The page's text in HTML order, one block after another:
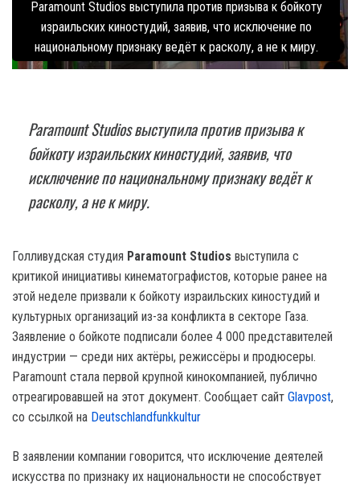
Paramount Studios выступила против призыва к бойкоту
израильских киностудий, заявив, что исключение по
национальному признаку ведёт к расколу, а не к миру.
Paramount Studios выступила против призыва к
бойкоту израильских киностудий, заявив, что
исключение по национальному признаку ведёт к
расколу, а не к миру.
Голливудская студия Paramount Studios выступила с
критикой инициативы кинематографистов, которые ранее на
этой неделе призвали к бойкоту израильских киностудий и
культурных организаций из-за конфликта в секторе Газа.
Заявление о бойкоте подписали более 4 000 представителей
индустрии — среди них актёры, режиссёры и продюсеры.
Paramount стала первой крупной кинокомпанией, публично
отреагировавшей на этот документ. Сообщает сайт Glavpost,
со ссылкой на Deutschlandfunkkultur
В заявлении компании говорится, что исключение деятелей
искусства по признаку их национальности не способствует